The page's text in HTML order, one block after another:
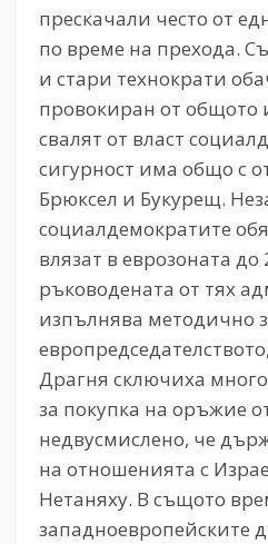
прескачали често от
по време на прехода.
и стари технократи
провокиран от общото
свалят от власт
сигурност има общо с
Брюксел и Букурещ.
социалдемократите
влязат в еврозоната до
ръководената от тях
изпълнява методично
Драгня сключиха
за покупка на оръжие
недвусмислено, че
на отношенията с
Нетаняху. В същото
западноевропейските